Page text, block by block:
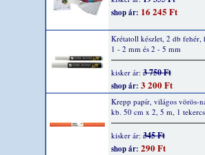
shop ár: 16 245 Ft
Krétatoll készlet, 2 db fehér,
1 - 2 mm és 2 - 5 mm
kisker ár: 3 750 Ft
shop ár: 3 200 Ft
Krepp papír, világos vörös-
kb. 50 cm x 2, 5 m, 1 tekercs
kisker ár: 345 Ft
shop ár: 290 Ft